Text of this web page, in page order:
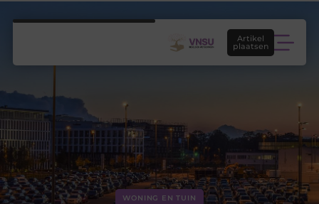
Artikel
plaatsen
WONING EN TUIN